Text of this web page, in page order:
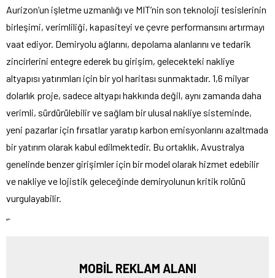
Aurizon’un işletme uzmanlığı ve MIT’nin son teknoloji tesislerinin
birleşimi, verimliliği, kapasiteyi ve çevre performansını artırmayı
vaat ediyor. Demiryolu ağlarını, depolama alanlarını ve tedarik
zincirlerini entegre ederek bu girişim, gelecekteki nakliye
altyapısı yatırımları için bir yol haritası sunmaktadır. 1,6 milyar
dolarlık proje, sadece altyapı hakkında değil, aynı zamanda daha
verimli, sürdürülebilir ve sağlam bir ulusal nakliye sisteminde,
yeni pazarlar için fırsatlar yaratıp karbon emisyonlarını azaltmada
bir yatırım olarak kabul edilmektedir. Bu ortaklık, Avustralya
genelinde benzer girişimler için bir model olarak hizmet edebilir
ve nakliye ve lojistik geleceğinde demiryolunun kritik rolünü
vurgulayabilir.
“`
MOBİL REKLAM ALANI